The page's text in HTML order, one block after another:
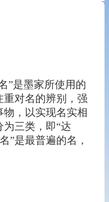
”是墨家所使用的
重对名的辨别，强
，以实现名实相
三类，即“达
”是最普遍的名，